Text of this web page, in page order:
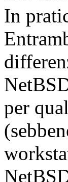
In
per